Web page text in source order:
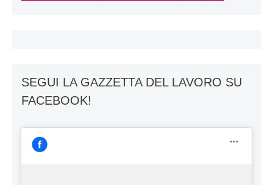
SEGUI LA GAZZETTA DEL LAVORO SU
FACEBOOK!